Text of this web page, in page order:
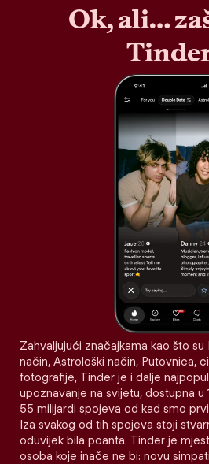
Ok, ali…
Zahvaljujući značajkama kao što
način, Astrološki način, Putovnica,
fotografije, Tinder je i dalje
upoznavanje na svijetu, dostupna u
55 milijardi spojeva od kad smo
Iza svakog od tih spojeva stoji
oduvijek bila poanta. Tinder je
osoba koje inače ne bi: novu